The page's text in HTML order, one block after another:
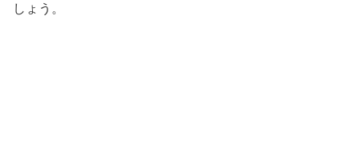
しょう。